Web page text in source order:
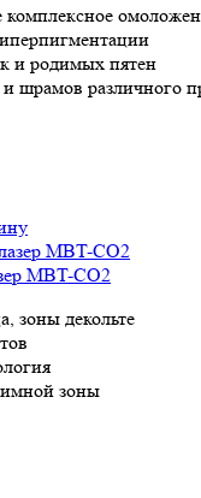
комплексное
и родимых пятен
шрамов различного
MBT-CO2
зоны декольте
зоны